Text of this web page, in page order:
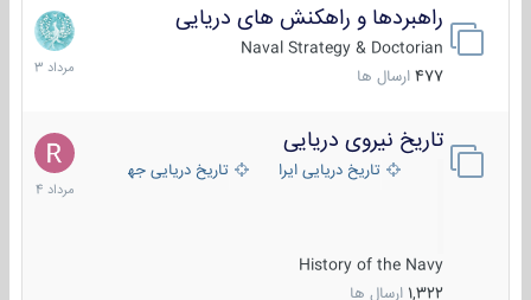
راهبردها و راهکنش های دریایی
Naval Strategy & Doctorian
477 ارسال ها
2
مرداد
1403
تاریخ نیروی دریایی
تاریخ دریایی ایران تاریخ دریایی جهان
History of the Navy
1,322 ارسال ها
16
مرداد
1404